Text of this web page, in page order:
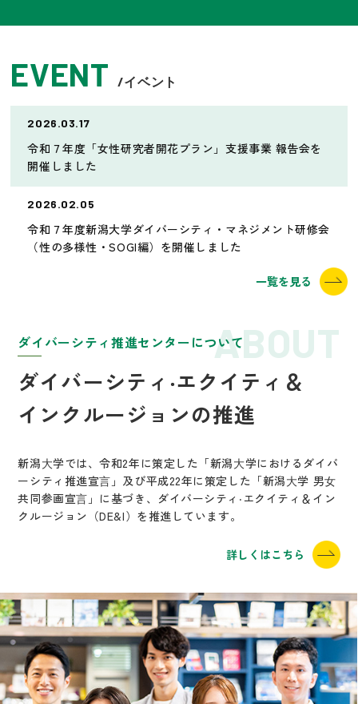
EVENT /イベント
2026.03.17
令和７年度「女性研究者開花プラン」支援事業 報告会を
開催しました
2026.02.05
令和７年度新潟大学ダイバーシティ・マネジメント研修会
（性の多様性・SOGI編）を開催しました
一覧を見る
ダイバーシティ推進センターについてABOUT
ダイバーシティ‧エクイティ＆
インクルージョンの推進
新潟⼤学では、令和2年に策定した「新潟⼤学におけるダイバ
ーシティ推進宣⾔」及び平成22年に策定した「新潟⼤学 男⼥
共同参画宣⾔」に基づき、ダイバーシティ‧エクイティ＆イン
クルージョン（DE&I）を推進しています。
詳しくはこちら